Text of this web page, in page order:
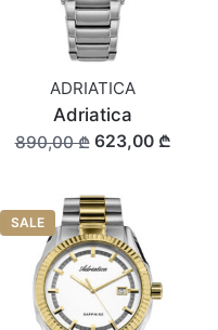
ADRIATICA
Adriatica
890,00 ₾623,00 ₾
SALE